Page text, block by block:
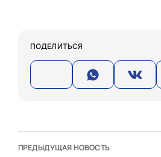
ПОДЕЛИТЬСЯ
ПРЕДЫДУЩАЯ НОВОСТЬ